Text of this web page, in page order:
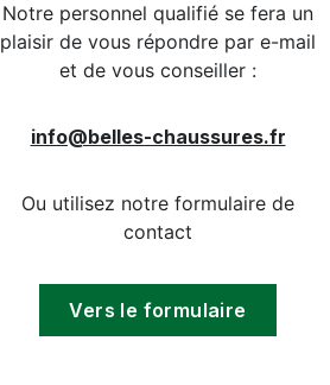
Notre personnel qualifié se fera un
plaisir de vous répondre par e-mail
et de vous conseiller :
info@belles-chaussures.fr
Ou utilisez notre formulaire de
contact
Vers le formulaire